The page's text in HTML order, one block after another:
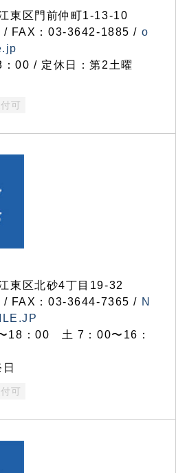
東区門前仲町1-13-10
FAX：03-3642-1885 / o
00 / 定休日：第2土曜
可
東区北砂4丁目19-32
/ FAX：03-3644-7365 / N
18：00 土 7：00〜16：
可